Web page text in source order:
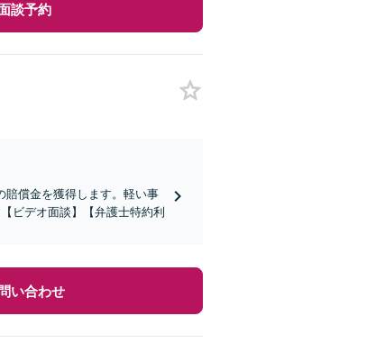
談予約
賠償金を獲得します。軽い事
ビデオ面談】【弁護士特約利
い合わせ